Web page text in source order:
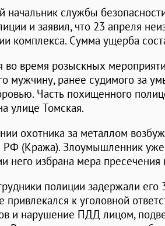
начальник службы
и заявил, что 23 апреля
комплекса. Сумма ущерба
во время розыскных
мужчину, ранее судимого за
Часть похищенного
улице Томская.
охотника за металлом
РФ (Кража). Злоумышленник уже
него избрана мера
полиции задержали его
привлекался к уголовной
и нарушение ПДД лицом,